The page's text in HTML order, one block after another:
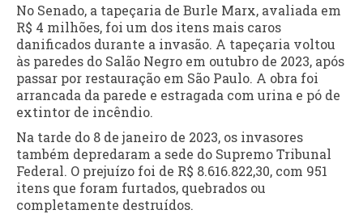
No Senado, a tapeçaria de Burle Marx, avaliada em
R$ 4 milhões, foi um dos itens mais caros
danificados durante a invasão. A tapeçaria voltou
às paredes do Salão Negro em outubro de 2023, após
passar por restauração em São Paulo. A obra foi
arrancada da parede e estragada com urina e pó de
extintor de incêndio.
Na tarde do 8 de janeiro de 2023, os invasores
também depredaram a sede do Supremo Tribunal
Federal. O prejuízo foi de R$ 8.616.822,30, com 951
itens que foram furtados, quebrados ou
completamente destruídos.